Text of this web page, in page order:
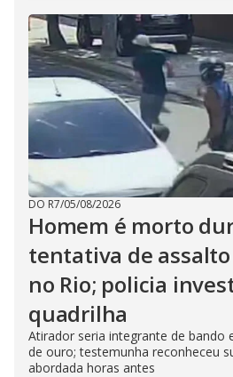
DO R7/05/08/2026
Homem é morto
tentativa de
no Rio; policia
quadrilha
Atirador seria integrante de bando
de ouro; testemunha reconheceu
abordada horas antes